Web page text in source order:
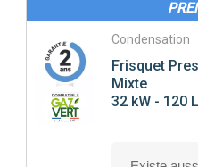
Condensation
Frisquet
Mixte
32 kW - 120